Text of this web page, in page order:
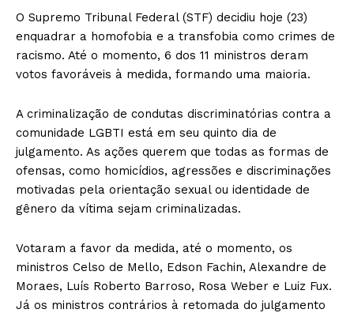
O Supremo Tribunal Federal (STF) decidiu hoje (23)
enquadrar a homofobia e a transfobia como crimes de
racismo. Até o momento, 6 dos 11 ministros deram
votos favoráveis à medida, formando uma maioria.
A criminalização de condutas discriminatórias contra a
comunidade LGBTI está em seu quinto dia de
julgamento. As ações querem que todas as formas de
ofensas, como homicídios, agressões e discriminações
motivadas pela orientação sexual ou identidade de
gênero da vítima sejam criminalizadas.
Votaram a favor da medida, até o momento, os
ministros Celso de Mello, Edson Fachin, Alexandre de
Moraes, Luís Roberto Barroso, Rosa Weber e Luiz Fux.
Já os ministros contrários à retomada do julgamento